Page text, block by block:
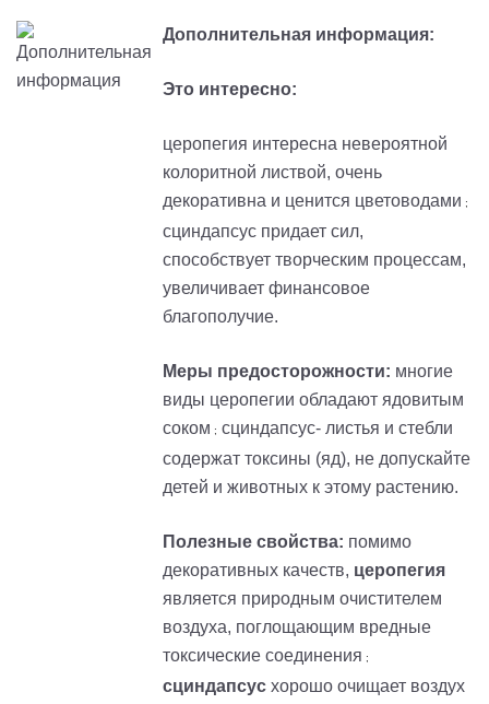
Дополнительная информация:
Это интересно:
церопегия интересна невероятной
колоритной листвой, очень
декоративна и ценится цветоводами ;
сциндапсус придает сил,
способствует творческим процессам,
увеличивает финансовое
благополучие.
Меры предосторожности: многие
виды церопегии обладают ядовитым
соком ; сциндапсус- листья и стебли
содержат токсины (яд), не допускайте
детей и животных к этому растению.
Полезные свойства: помимо
декоративных качеств, церопегия
является природным очистителем
воздуха, поглощающим вредные
токсические соединения ;
сциндапсус хорошо очищает воздух